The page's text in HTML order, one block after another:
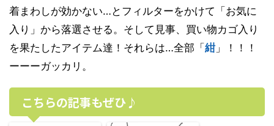
着まわしが効かない…とフィルターをかけて「お気に
入り」から落選させる。そして見事、買い物カゴ入り
を果たしたアイテム達！それらは…全部「 紺」！！！
ーーーガッカリ。
こちらの記事もぜひ♪